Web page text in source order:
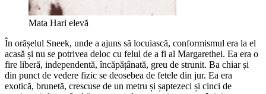
Mata Hari elevă
În orășelul Sneek, unde a ajuns să locuiască, conformismul era la el
acasă și nu se potrivea deloc cu felul de a fi al Margarethei. Ea era o
fire liberă, independentă, încăpățânată, greu de strunit. Ba chiar și
din punct de vedere fizic se deosebea de fetele din jur. Ea era
exotică, brunetă, crescuse de un metru și șaptezeci și cinci de